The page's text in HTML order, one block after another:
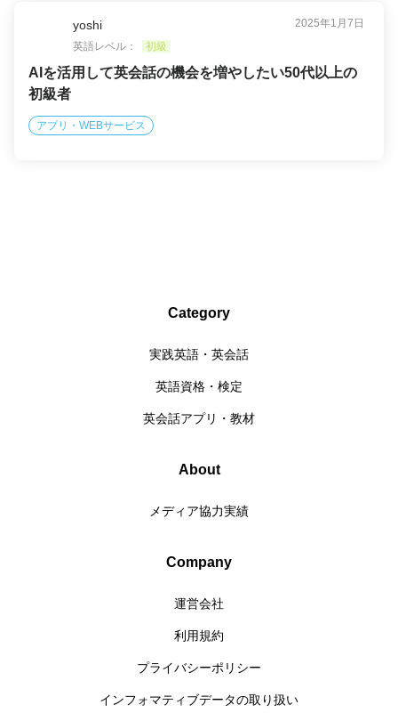
yoshi
2025年1月7日
英語レベル：
初級
AIを活用して英会話の機会を増やしたい50代以上の
初級者
アプリ・WEBサービス
Category
実践英語・英会話
英語資格・検定
英会話アプリ・教材
About
メディア協力実績
Company
運営会社
利用規約
プライバシーポリシー
インフォマティブデータの取り扱い